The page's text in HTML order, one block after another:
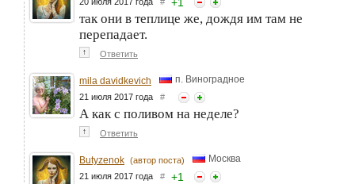
так они в теплице же, дождя им там не
перепадает.
↑ Ответить
mila davidkevich п. Виноградное
21 июля 2017 года #
А как с поливом на неделе?
↑ Ответить
Butyzenok (автор поста) Москва
21 июля 2017 года # +1